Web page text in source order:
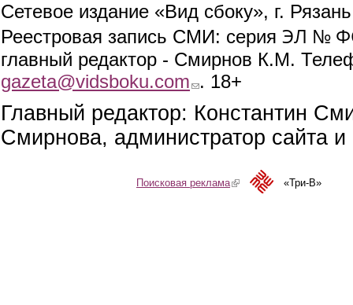
Сетевое издание «Вид сбоку», г.
Реестровая запись СМИ: серия ЭЛ №
главный редактор - Смирнов К.М.
gazeta@vidsboku.com (link sends e-mail)
. 18+
Главный редактор: Константин
Смирнова, администратор сайта
Поисковая реклама(link is external)«Три-В»